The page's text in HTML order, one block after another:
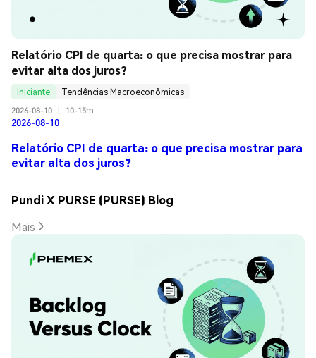
Relatório CPI de quarta: o que precisa mostrar para
evitar alta dos juros?
Iniciante
Tendências Macroeconômicas
2026-08-10
10-15m
2026-08-10
Relatório CPI de quarta: o que precisa mostrar para
evitar alta dos juros?
Pundi X PURSE (PURSE) Blog
Mais